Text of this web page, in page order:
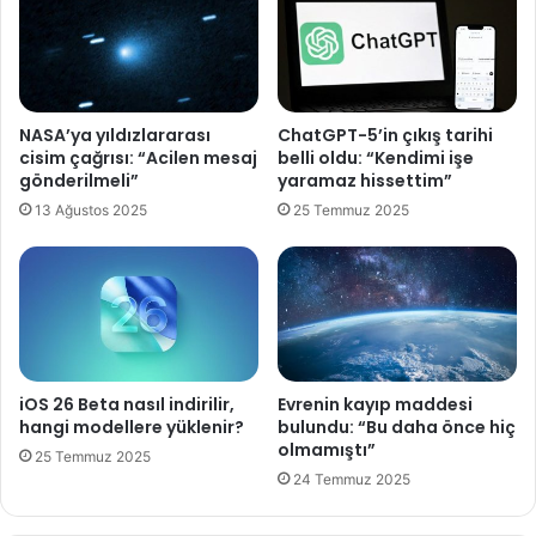
s
t
i
k
r
r
n
'
g
v
n
ü
y
ü
z
e
ğ
m
a
ç
a
NASA’ya yıldızlararası
cisim çağrısı: “Acilen mesaj
gönderilmeli”
13 Ağustos 2025
ChatGPT-5’in çıkış tarihi
belli oldu: “Kendimi işe
yaramaz hissettim”
25 Temmuz 2025
iOS 26 Beta nasıl indirilir,
hangi modellere yüklenir?
25 Temmuz 2025
Evrenin kayıp maddesi
bulundu: “Bu daha önce hiç
olmamıştı”
24 Temmuz 2025